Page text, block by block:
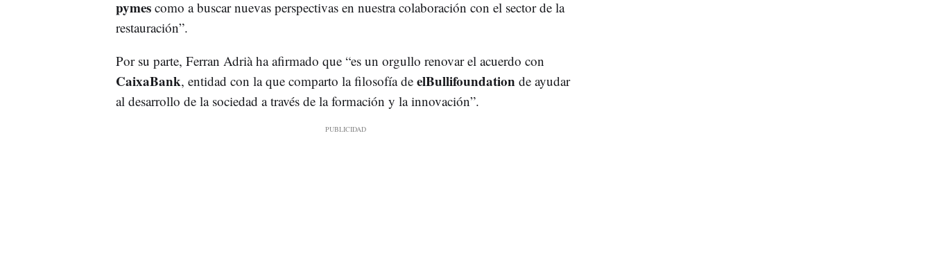
pymes como a buscar nuevas perspectivas en nuestra colaboración con el sector de la
restauración”.
Por su parte, Ferran Adrià ha afirmado que “es un orgullo renovar el acuerdo con
CaixaBank, entidad con la que comparto la filosofía deelBullifoundation de ayudar
al desarrollo de la sociedad a través de la formación y la innovación”.